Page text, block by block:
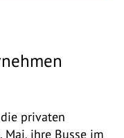
privaten
Mai, ihre Busse im